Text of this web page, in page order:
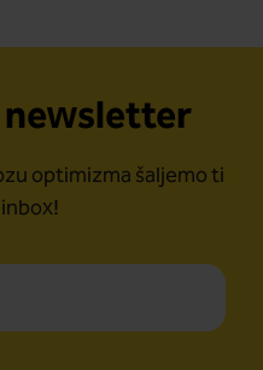
newsletter
optimizma šaljemo ti